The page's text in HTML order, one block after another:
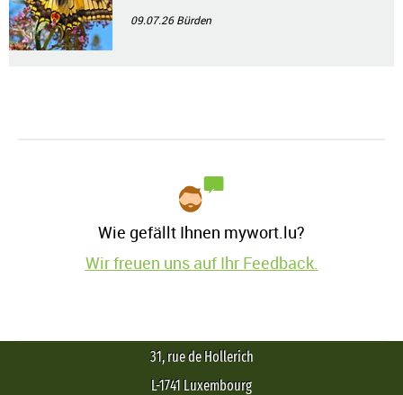
09.07.26Bürden
Wie gefällt Ihnen mywort.lu?
Wir freuen uns auf Ihr Feedback.
31, rue de Hollerich
L-1741 Luxembourg